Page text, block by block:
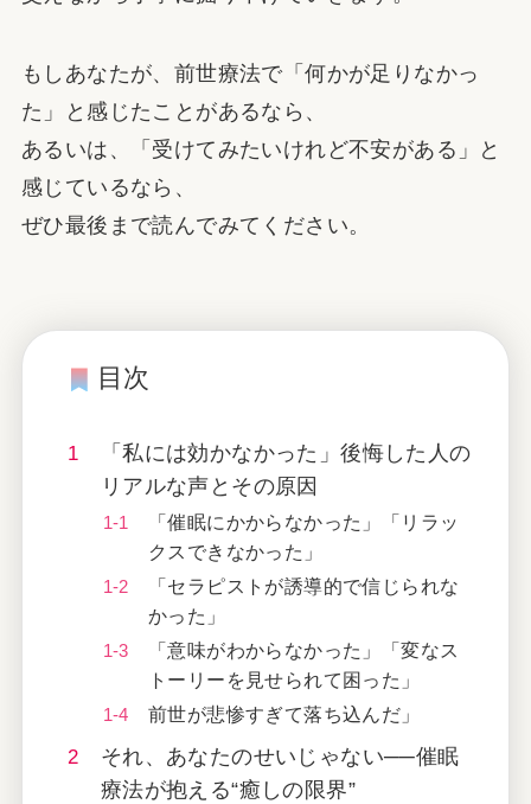
もしあなたが、前世療法で「何かが足りなかっ
た」と感じたことがあるなら、
あるいは、「受けてみたいけれど不安がある」と
感じているなら、
ぜひ最後まで読んでみてください。
目次
「私には効かなかった」後悔した人の
リアルな声とその原因
「催眠にかからなかった」「リラッ
クスできなかった」
「セラピストが誘導的で信じられな
かった」
「意味がわからなかった」「変なス
トーリーを見せられて困った」
前世が悲惨すぎて落ち込んだ」
それ、あなたのせいじゃない──催眠
療法が抱える“癒しの限界”